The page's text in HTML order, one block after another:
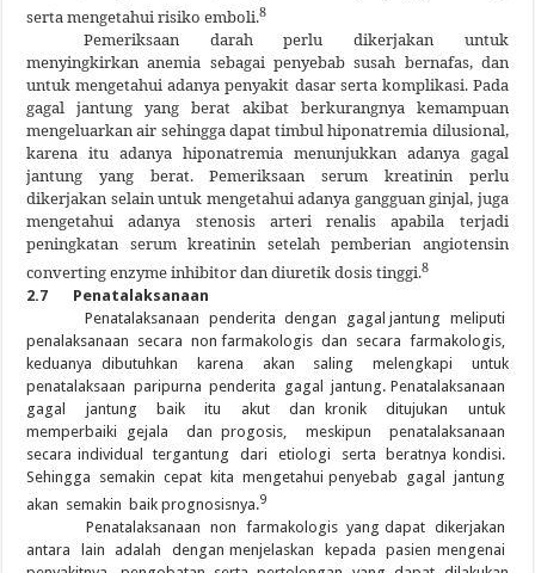
serta mengetahui risiko emboli.8
Pemeriksaan darah perlu dikerjakan untuk
menyingkirkan anemia sebagai penyebab susah bernafas, dan
untuk mengetahui adanya penyakit dasar serta komplikasi. Pada
gagal jantung yang berat akibat berkurangnya kemampuan
mengeluarkan air sehingga dapat timbul hiponatremia dilusional,
karena itu adanya hiponatremia menunjukkan adanya gagal
jantung yang berat. Pemeriksaan serum kreatinin perlu
dikerjakan selain untuk mengetahui adanya gangguan ginjal, juga
mengetahui adanya stenosis arteri renalis apabila terjadi
peningkatan serum kreatinin setelah pemberian angiotensin
converting enzyme inhibitor dan diuretik dosis tinggi.8
2.7 Penatalaksanaan
Penatalaksanaan penderita dengan gagal jantung meliputi
penalaksanaan secara non farmakologis dan secara farmakologis,
keduanya dibutuhkan karena akan saling melengkapi untuk
penatalaksaan paripurna penderita gagal jantung. Penatalaksanaan
gagal jantung baik itu akut dan kronik ditujukan untuk
memperbaiki gejala dan progosis, meskipun penatalaksanaan
secara individual tergantung dari etiologi serta beratnya kondisi.
Sehingga semakin cepat kita mengetahui penyebab gagal jantung
akan semakin baik prognosisnya.9
Penatalaksanaan non farmakologis yang dapat dikerjakan
antara lain adalah dengan menjelaskan kepada pasien mengenai